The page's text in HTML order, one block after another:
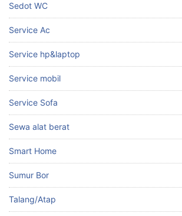
Sedot WC
Service Ac
Service hp&laptop
Service mobil
Service Sofa
Sewa alat berat
Smart Home
Sumur Bor
Talang/Atap